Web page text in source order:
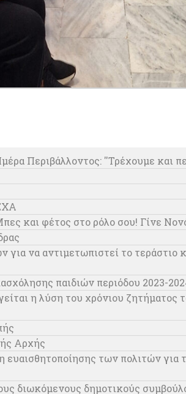
Περιβάλλοντος: ''Τρέχουμε και
και φέτος στο ρόλο σου! Γίνε
να αντιμετωπιστεί το τεράστιο
παιδιών περιόδου 2023-
η λύση του χρόνιου
Αρχής
των πολιτών
διωκόμενους δημοτικούς